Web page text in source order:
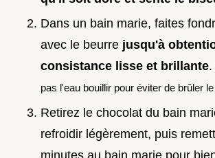
Dans un bain marie, faites
avec le beurre jusqu'à
consistance lisse et brillante.
pas l'eau bouillir pour éviter de brûler
Retirez le chocolat du bain
refroidir légèrement, puis